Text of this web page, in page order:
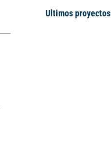
Ultimos proyectos